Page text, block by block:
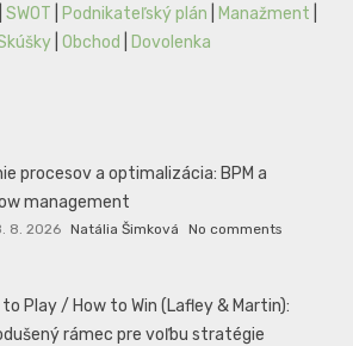
SWOT Podnikateľský plán Manažment
Obchod Dovolenka
procesov a optimalizácia: BPM a
management
8. 2026 Natália Šimková No comments
to Play / How to Win (Lafley & Martin):
rámec pre voľbu stratégie